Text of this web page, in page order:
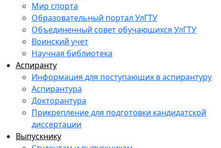
Мир спорта
Образовательный портал УлГТУ
Объединенный совет обучающихся УлГТУ
Воинский учет
Научная библиотека
Аспиранту
Информация для поступающих в аспирантуру
Аспирантура
Докторантура
Прикрепление для подготовки кандидатской
диссертации
Выпускнику